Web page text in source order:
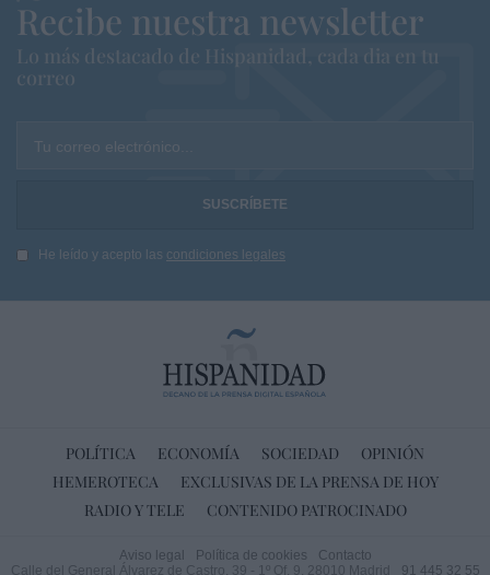
Recibe nuestra newsletter
Lo más destacado de Hispanidad, cada dia en tu
correo
Tu correo electrónico...
He leído y acepto las condiciones legales
POLÍTICA ECONOMÍA SOCIEDAD
OPINIÓN
HEMEROTECA
EXCLUSIVAS DE LA PRENSA DE HOY
RADIO Y TELE
CONTENIDO PATROCINADO
Aviso legal Política de cookies
Contacto
Calle del General Álvarez de Castro, 39 - 1º Of. 9. 28010 Madrid
91 445 32 55